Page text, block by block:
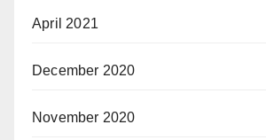
April 2021
December 2020
November 2020